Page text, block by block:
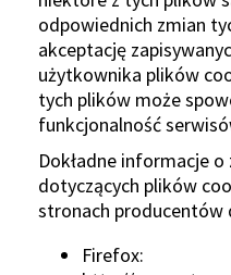
odpowiednich zmian
akceptację
użytkownika plików
tych plików może
funkcjonalność
Dokładne informacje
dotyczących plików
stronach producentów
Firefox: